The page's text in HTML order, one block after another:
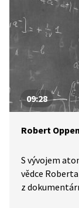
problémům
rozdíl mezi
09:28
Robert
S vývojem
vědce
z